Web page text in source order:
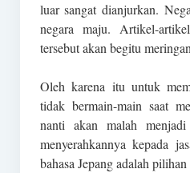
luar sangat dianjurkan.
negara maju. Artikel-
tersebut akan begitu
Oleh karena itu untuk
tidak bermain-main saat
nanti akan malah
menyerahkannya kepada
bahasa Jepang adalah